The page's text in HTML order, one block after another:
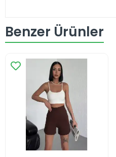
Benzer Ürünler